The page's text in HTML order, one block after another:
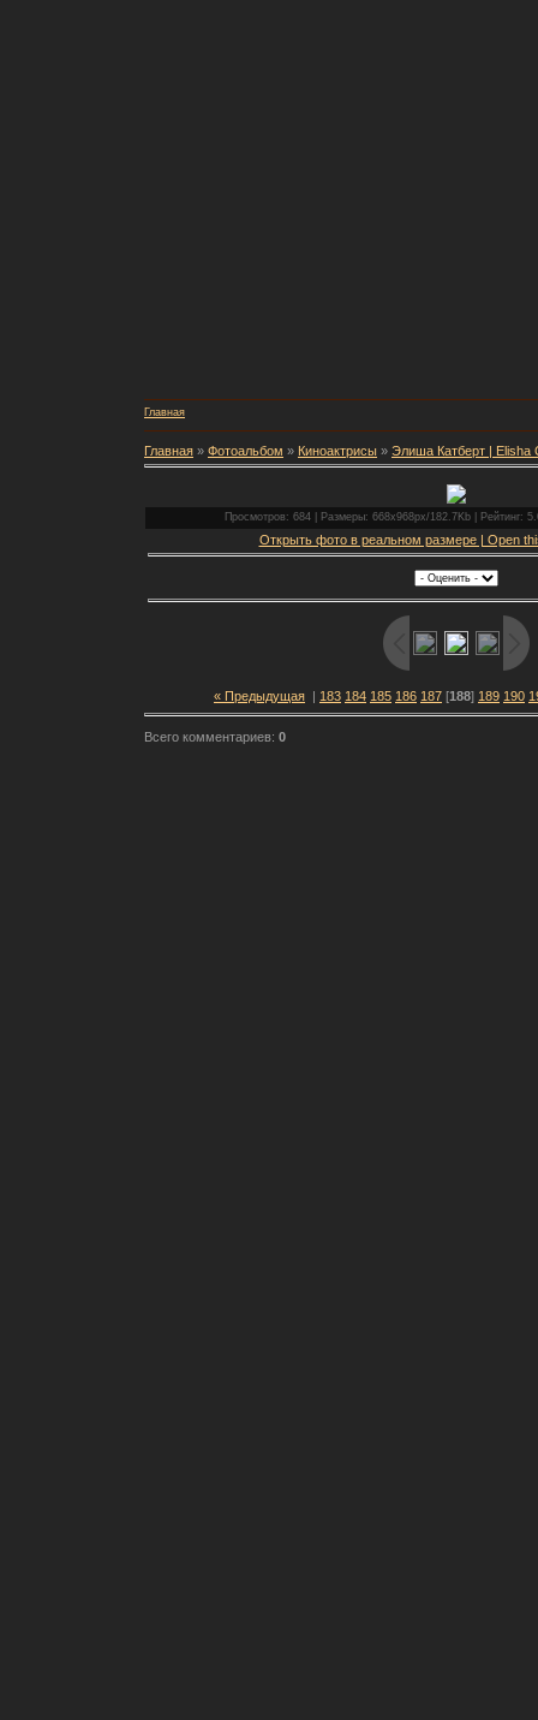
Главная
Главная » Фотоальбом » Киноактрисы » Элиша Катберт | Elisha
Просмотров: 684 | Размеры: 668x968px/182.7Kb | Рейтинг:
Открыть фото в реальном размере | Open
« Предыдущая | 183 184 185 186 187 [188] 189 190
Всего комментариев: 0